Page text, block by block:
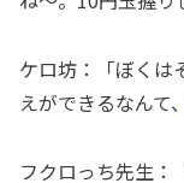
ケロ坊：「ぼくは
えができるなんて、
フクロっち先生：